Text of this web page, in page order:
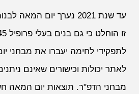
עד שנת 2021 נערך יום
לתפקידי לחימה יעברו את מבחני
לאתר יכולות וכישורים שאינם
מבחני הדפ"ר. תוצאות יום המאה